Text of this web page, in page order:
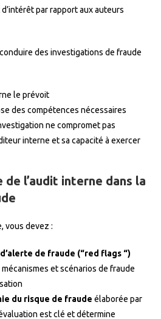
par rapport aux auteurs
des investigations de fraude
le prévoit
des compétences nécessaires
ne compromet pas
interne et sa capacité à exercer
l’audit interne dans la
vous devez :
de fraude (“red flags “)
et scénarios de fraude
du risque de fraude élaborée par
est clé et détermine